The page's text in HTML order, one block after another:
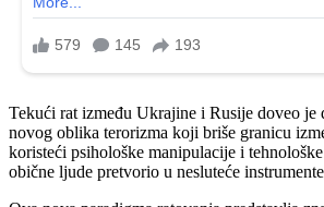
Tekući rat između Ukrajine i Rusije doveo je
novog oblika terorizma koji briše granicu
koristeći psihološke manipulacije i
obične ljude pretvorio u nesluteće